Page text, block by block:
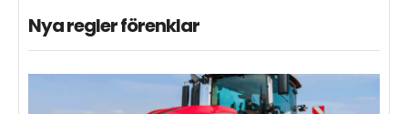
Nya regler förenklar